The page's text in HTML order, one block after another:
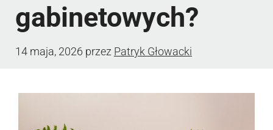
gabinetowych?
14 maja, 2026 przez Patryk Głowacki